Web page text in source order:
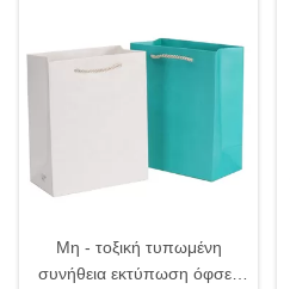
Μη - τοξική τυπωμένη
συνήθεια εκτύπωση όφσετ